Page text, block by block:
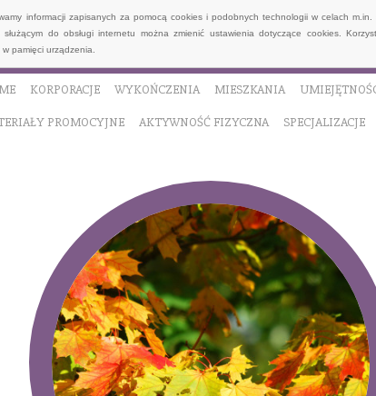
informacji zapisanych za pomocą cookies i podobnych technologii w celach
do obsługi internetu można zmienić ustawienia dotyczące cookies.
pamięci urządzenia.
KORPORACJE WYKOŃCZENIA MIESZKANIA
PROMOCYJNE AKTYWNOŚĆ FIZYCZNA SPECJALIZACJE